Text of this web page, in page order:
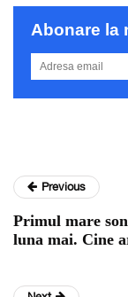
Abonare la
Previous
Primul mare
luna mai. Cine